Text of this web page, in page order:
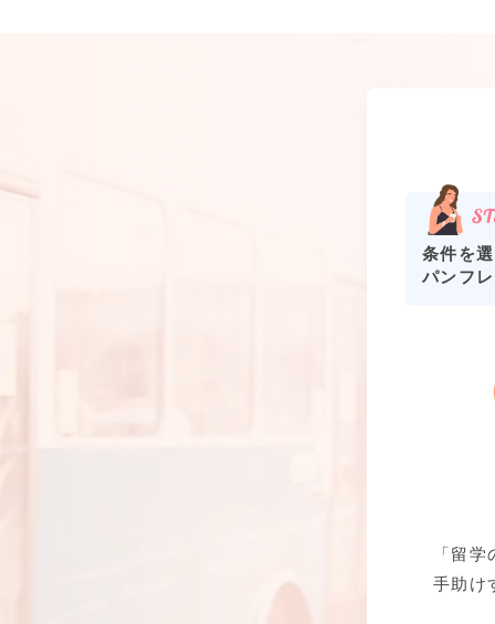
条件を
パンフ
「留
手助け